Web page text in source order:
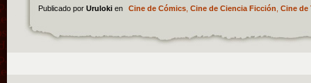
Publicado por Uruloki en Cine de Cómics, Cine de Ciencia Ficción Cine de